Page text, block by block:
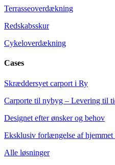
Terrasseoverdækning
Redskabsskur
Cykeloverdækning
Cases
Skræddersyet carport i Ry
Carporte til nybyg – Levering til
Designet efter ønsker og behov
Eksklusiv forlængelse af
Alle løsninger